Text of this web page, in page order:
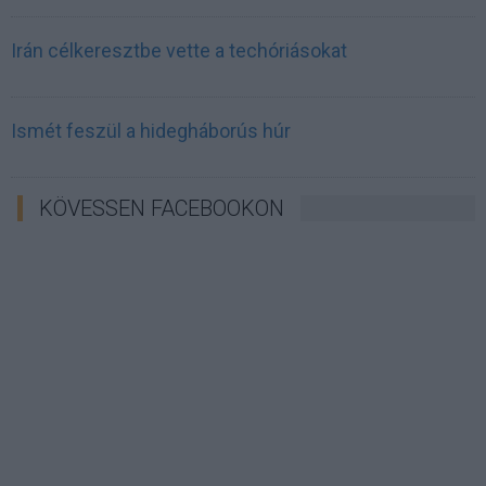
Irán célkeresztbe vette a techóriásokat
Ismét feszül a hidegháborús húr
KÖVESSEN FACEBOOKON